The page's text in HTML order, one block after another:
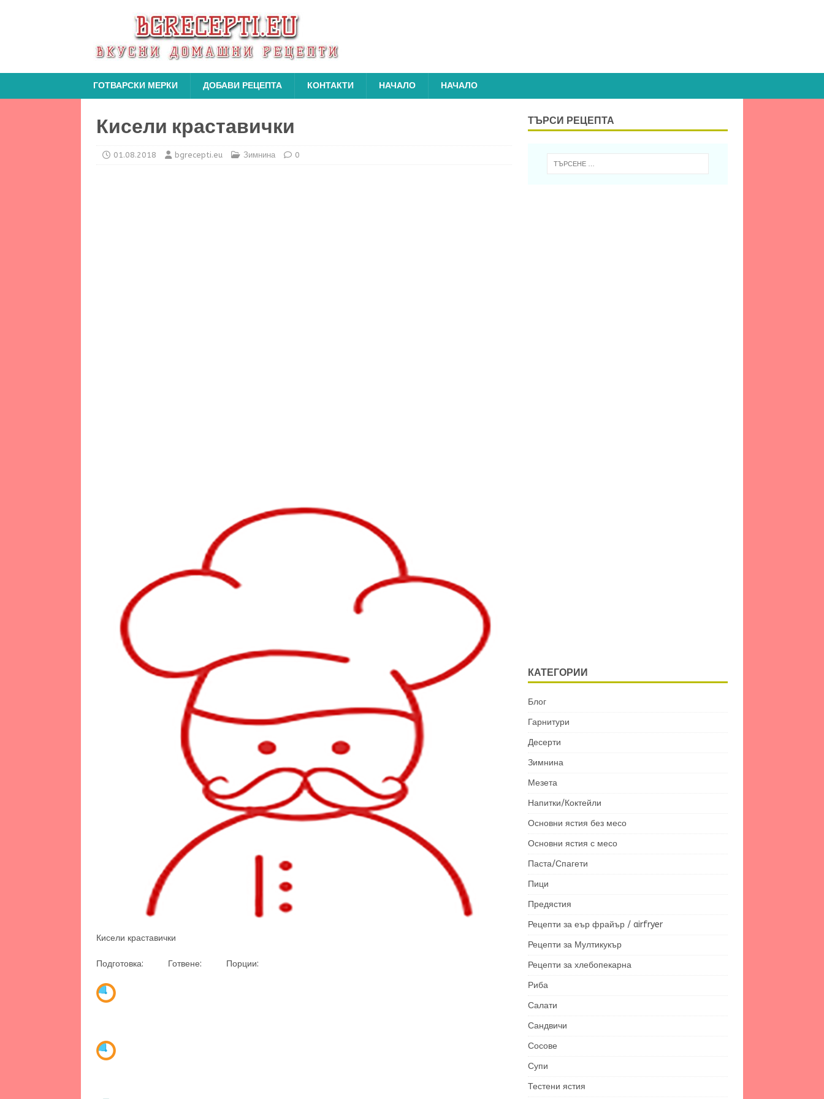
ГОТВАРСКИ МЕРКИ ДОБАВИ РЕЦЕПТА КОНТАКТИ НАЧАЛО НАЧАЛО
Кисели краставички
01.08.2018 bgrecepti.eu Зимнина 0
Кисели краставички
Подготовка: Готвене: Порции:
ТЪРСИ РЕЦЕПТА
КАТЕГОРИИ
Блог
Гарнитури
Десерти
Зимнина
Мезета
Напитки/Коктейли
Основни ястия без месо
Основни ястия с месо
Паста/Спагети
Пици
Предястия
Рецепти за еър фрайър / airfryer
Рецепти за Мултикукър
Рецепти за хлебопекарна
Риба
Салати
Сандвичи
Сосове
Супи
Тестени ястия